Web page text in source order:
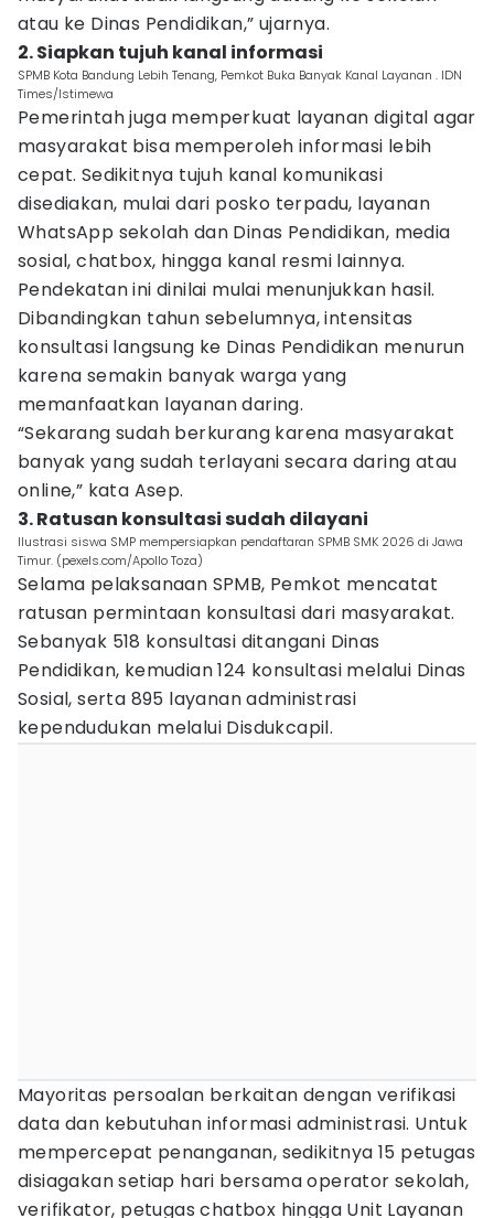
atau ke Dinas Pendidikan,” ujarnya.
2. Siapkan tujuh kanal informasi
SPMB Kota Bandung Lebih Tenang, Pemkot Buka Banyak Kanal Layanan . IDN
Times/Istimewa
Pemerintah juga memperkuat layanan digital agar
masyarakat bisa memperoleh informasi lebih
cepat. Sedikitnya tujuh kanal komunikasi
disediakan, mulai dari posko terpadu, layanan
WhatsApp sekolah dan Dinas Pendidikan, media
sosial, chatbox, hingga kanal resmi lainnya.
Pendekatan ini dinilai mulai menunjukkan hasil.
Dibandingkan tahun sebelumnya, intensitas
konsultasi langsung ke Dinas Pendidikan menurun
karena semakin banyak warga yang
memanfaatkan layanan daring.
“Sekarang sudah berkurang karena masyarakat
banyak yang sudah terlayani secara daring atau
online,” kata Asep.
3. Ratusan konsultasi sudah dilayani
Ilustrasi siswa SMP mempersiapkan pendaftaran SPMB SMK 2026 di Jawa
Timur. (pexels.com/Apollo Toza)
Selama pelaksanaan SPMB, Pemkot mencatat
ratusan permintaan konsultasi dari masyarakat.
Sebanyak 518 konsultasi ditangani Dinas
Pendidikan, kemudian 124 konsultasi melalui Dinas
Sosial, serta 895 layanan administrasi
kependudukan melalui Disdukcapil.
Mayoritas persoalan berkaitan dengan verifikasi
data dan kebutuhan informasi administrasi. Untuk
mempercepat penanganan, sedikitnya 15 petugas
disiagakan setiap hari bersama operator sekolah,
verifikator, petugas chatbox hingga Unit Layanan